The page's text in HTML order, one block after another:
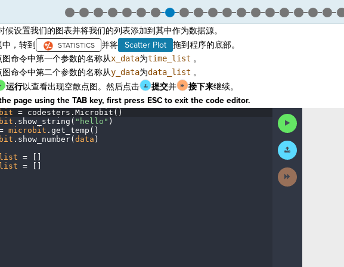
候设置我们的图表并将我们的列表添加到其中作为数据源。
，转到
并将 Scatter Plot
拖到程序的底部。
图命令中第一个参数的名称从x_data为time_list 。
图命令中第二个参数的名称从y_data为data_list 。
运行以查看出现空散点图。然后点击 提交并 接下来继续。
page using the TAB key, first press ESC to exit the code editor.
=· codesters . Microbit()
. show_string( "hello" )
· microbit . get_temp()
. show_number( data )
=·
=·
Run
Code
Submit
Work
Next
Activity